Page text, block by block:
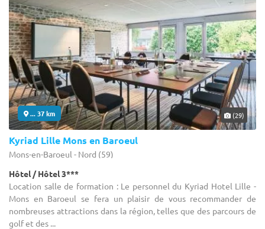
... 37 km (29)
Kyriad Lille Mons en Baroeul
Mons-en-Baroeul - Nord (59)
Hôtel / Hôtel 3***
Location salle de formation : Le personnel du Kyriad Hotel Lille -
Mons en Baroeul se fera un plaisir de vous recommander de
nombreuses attractions dans la région, telles que des parcours de
golf et des ...